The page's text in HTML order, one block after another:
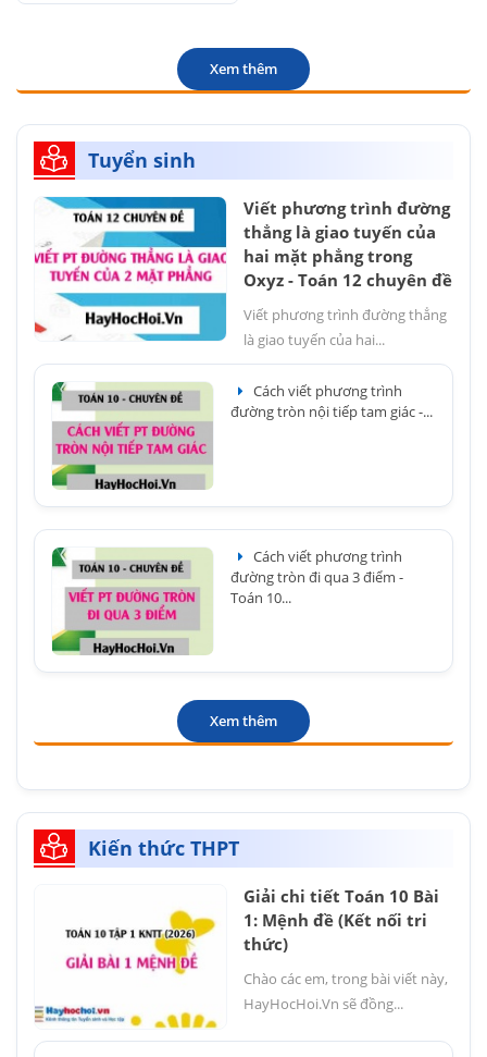
Xem thêm
Tuyển sinh
Viết phương trình đường
thẳng là giao tuyến của
hai mặt phẳng trong
Oxyz - Toán 12 chuyên đề
Viết phương trình đường thẳng
là giao tuyến của hai...
Cách viết phương trình
đường tròn nội tiếp tam giác -...
Cách viết phương trình
đường tròn đi qua 3 điểm -
Toán 10...
Xem thêm
Kiến thức THPT
Giải chi tiết Toán 10 Bài
1: Mệnh đề (Kết nối tri
thức)
Chào các em, trong bài viết này,
HayHocHoi.Vn sẽ đồng...